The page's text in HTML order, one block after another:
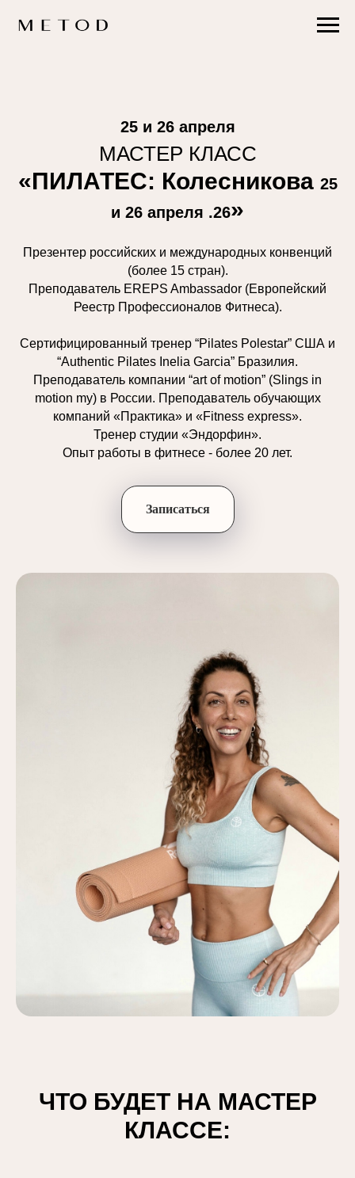
25 и 26 апреля
МАСТЕР КЛАСС
«ПИЛАТЕС: Колесникова 25
и 26 апреля .26»
Презентер российских и международных конвенций
(более 15 стран).
Преподаватель EREPS Ambassador (Европейский
Реестр Профессионалов Фитнеса).
Сертифицированный тренер “Pilates Polestar” США и
“Authentic Pilates Inelia Garcia” Бразилия.
Преподаватель компании “art of motion” (Slings in
motion my) в России. Преподаватель обучающих
компаний «Практика» и «Fitness express».
Тренер студии «Эндорфин».
Опыт работы в фитнесе - более 20 лет.
Записаться
ЧТО БУДЕТ НА МАСТЕР
КЛАССЕ: